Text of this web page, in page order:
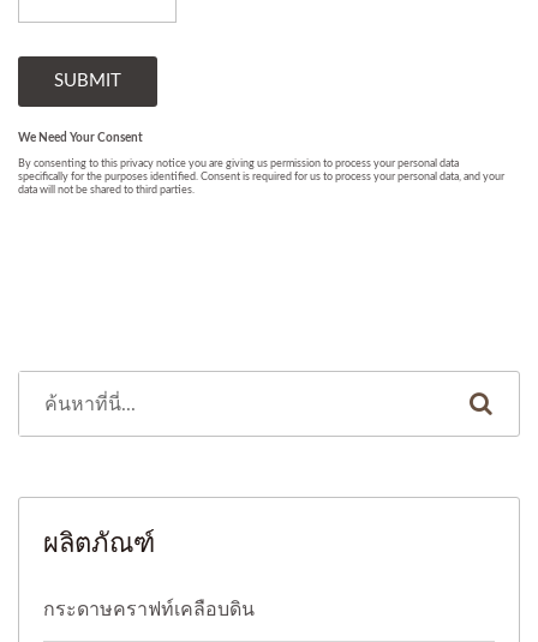
ผลิตภัณฑ์
กระดาษคราฟท์เคลือบดิน